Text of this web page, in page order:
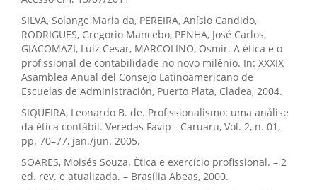
SILVA, Solange Maria da, PEREIRA, Anísio Candido,
RODRIGUES, Gregorio Mancebo, PENHA, José Carlos,
GIACOMAZI, Luiz Cesar, MARCOLINO, Osmir. A ética e o
profissional de contabilidade no novo milênio. In: XXXIX
Asamblea Anual del Consejo Latinoamericano de
Escuelas de Administración, Puerto Plata, Cladea, 2004.
SIQUEIRA, Leonardo B. de. Profissionalismo: uma análise
da ética contábil. Veredas Favip - Caruaru, Vol. 2, n. 01,
pp. 70–77, jan./jun. 2005.
SOARES, Moisés Souza. Ética e exercício profissional. – 2
ed. rev. e atualizada. – Brasília Abeas, 2000.